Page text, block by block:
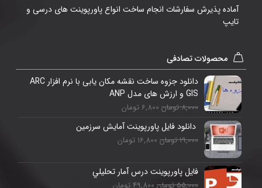
آماده پذیرش سفارشات انجام ساخت انواع پاورپوینت های درسی و
تایپ
محصولات تصادفی
دانلود جزوه ساخت نقشه مکان یابی با نرم افزار ARC
GIS و ارزش های مدل ANP
8,000 تومان 6,800 تومان
دانلود فایل پاورپوینت آمایش سرزمین
19,000 تومان 16,800 تومان
فایل پاورپوینت درس آمار تحليلي